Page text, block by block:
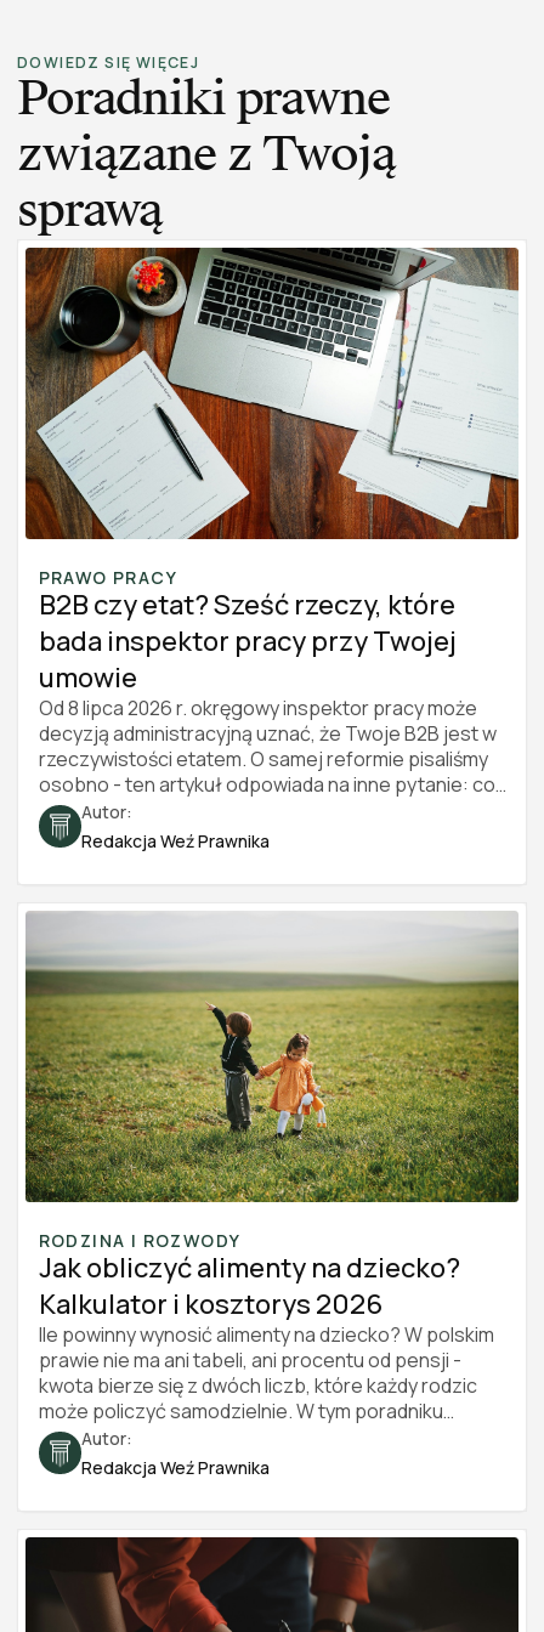
DOWIEDZ SIĘ WIĘCEJ
Poradniki prawne
związane z Twoją
sprawą
PRAWO PRACY
B2B czy etat? Sześć rzeczy, które
bada inspektor pracy przy Twojej
umowie
Od 8 lipca 2026 r. okręgowy inspektor pracy może
decyzją administracyjną uznać, że Twoje B2B jest w
rzeczywistości etatem. O samej reformie pisaliśmy
osobno - ten artykuł odpowiada na inne pytanie: co
konkretnie inspektor sprawdza i po czym poznać, że
współpraca wygląda jak stosunek pracy. Sześć
obszarów, konkretne czerwone i zielone flagi oraz
prawny na 2026 rok.
Autor:
Redakcja Weź Prawnika
RODZINA I ROZWODY
Jak obliczyć alimenty na dziecko?
Kalkulator i kosztorys 2026
Ile powinny wynosić alimenty na dziecko? W polskim
prawie nie ma ani tabeli, ani procentu od pensji -
kwota bierze się z dwóch liczb, które każdy rodzic
może policzyć samodzielnie. W tym poradniku
pokazujemy, jak zbudować kosztorys utrzymania
dziecka, jak podzielić go między rodziców i jak
udokumentować całość, żeby przekonała sąd.
kroku oraz darmowy kalkulator alimentów. Stan
prawny na 2026 rok.
Autor:
Redakcja Weź Prawnika